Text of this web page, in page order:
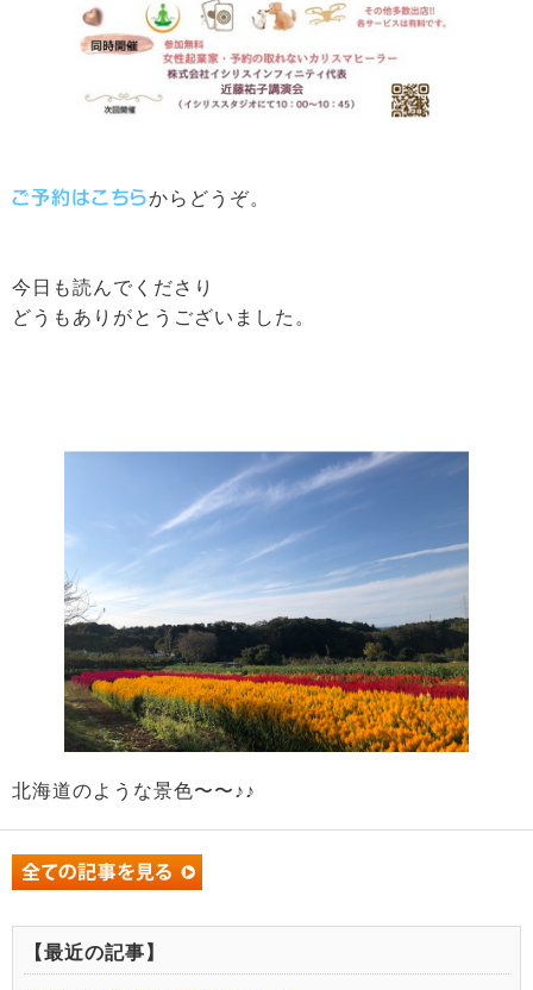
ご予約はこちらからどうぞ。
今日も読んでくださり
どうもありがとうございました。
北海道のような景色〜〜♪♪
【最近の記事】